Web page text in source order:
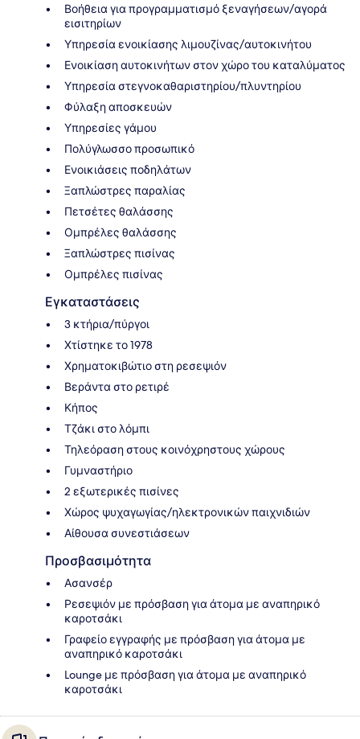
Βοήθεια για προγραμματισμό ξεναγήσεων/αγορά
εισιτηρίων
Υπηρεσία ενοικίασης λιμουζίνας/αυτοκινήτου
Ενοικίαση αυτοκινήτων στον χώρο του καταλύματος
Υπηρεσία στεγνοκαθαριστηρίου/πλυντηρίου
Φύλαξη αποσκευών
Υπηρεσίες γάμου
Πολύγλωσσο προσωπικό
Ενοικιάσεις ποδηλάτων
Ξαπλώστρες παραλίας
Πετσέτες θαλάσσης
Ομπρέλες θαλάσσης
Ξαπλώστρες πισίνας
Ομπρέλες πισίνας
Εγκαταστάσεις
3 κτήρια/πύργοι
Χτίστηκε το 1978
Χρηματοκιβώτιο στη ρεσεψιόν
Βεράντα στο ρετιρέ
Κήπος
Τζάκι στο λόμπι
Τηλεόραση στους κοινόχρηστους χώρους
Γυμναστήριο
2 εξωτερικές πισίνες
Χώρος ψυχαγωγίας/ηλεκτρονικών παιχνιδιών
Αίθουσα συνεστιάσεων
Προσβασιμότητα
Ασανσέρ
Ρεσεψιόν με πρόσβαση για άτομα με αναπηρικό
καροτσάκι
Γραφείο εγγραφής με πρόσβαση για άτομα με
αναπηρικό καροτσάκι
Lounge με πρόσβαση για άτομα με αναπηρικό
καροτσάκι